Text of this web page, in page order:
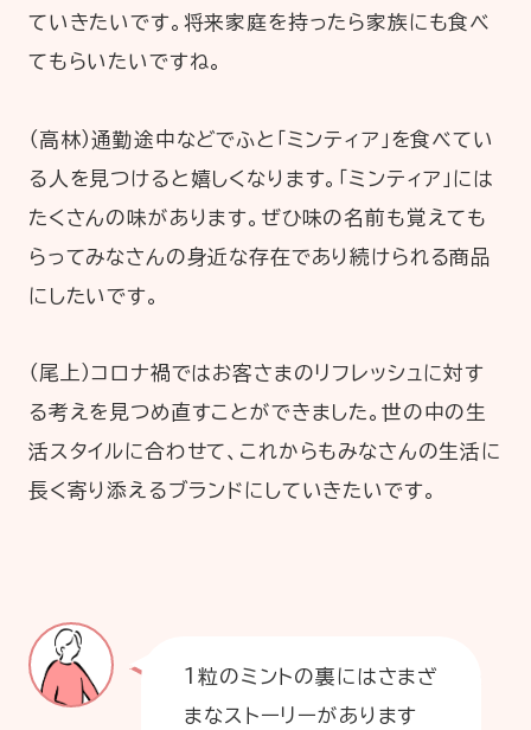
ていきたいです。将来家庭を持ったら家族にも食べ
てもらいたいですね。
（高林）通勤途中などでふと「ミンティア」を食べてい
る人を見つけると嬉しくなります。「ミンティア」には
たくさんの味があります。ぜひ味の名前も覚えても
らってみなさんの身近な存在であり続けられる商品
にしたいです。
（尾上）コロナ禍ではお客さまのリフレッシュに対す
る考えを見つめ直すことができました。世の中の生
活スタイルに合わせて、これからもみなさんの生活に
長く寄り添えるブランドにしていきたいです。
1粒のミントの裏にはさまざ
まなストーリーがあります